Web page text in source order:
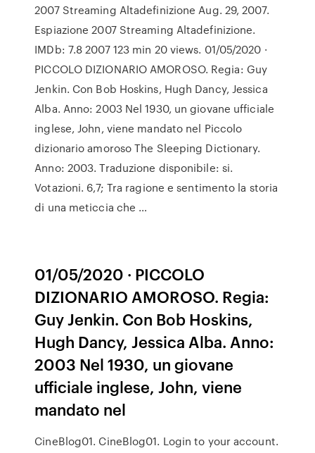
2007 Streaming Altadefinizione Aug. 29, 2007.
Espiazione 2007 Streaming Altadefinizione.
IMDb: 7.8 2007 123 min 20 views. 01/05/2020 ·
PICCOLO DIZIONARIO AMOROSO. Regia: Guy
Jenkin. Con Bob Hoskins, Hugh Dancy, Jessica
Alba. Anno: 2003 Nel 1930, un giovane ufficiale
inglese, John, viene mandato nel Piccolo
dizionario amoroso The Sleeping Dictionary.
Anno: 2003. Traduzione disponibile: si.
Votazioni. 6,7; Tra ragione e sentimento la storia
di una meticcia che …
01/05/2020 · PICCOLO
DIZIONARIO AMOROSO. Regia:
Guy Jenkin. Con Bob Hoskins,
Hugh Dancy, Jessica Alba. Anno:
2003 Nel 1930, un giovane
ufficiale inglese, John, viene
mandato nel
CineBlog01. CineBlog01. Login to your account.